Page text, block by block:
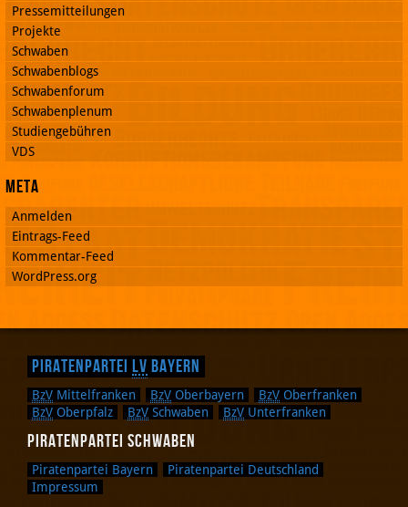
Pressemitteilungen
Projekte
Schwaben
Schwabenblogs
Schwabenforum
Schwabenplenum
Studiengebühren
VDS
Meta
Anmelden
Eintrags-Feed
Kommentar-Feed
WordPress.org
Piratenpartei LV Bayern
BzV Mittelfranken BzV Oberbayern BzV Oberfranken
BzV Oberpfalz BzV Schwaben BzV Unterfranken
Piratenpartei Schwaben
Piratenpartei Bayern
Piratenpartei Deutschland
Impressum